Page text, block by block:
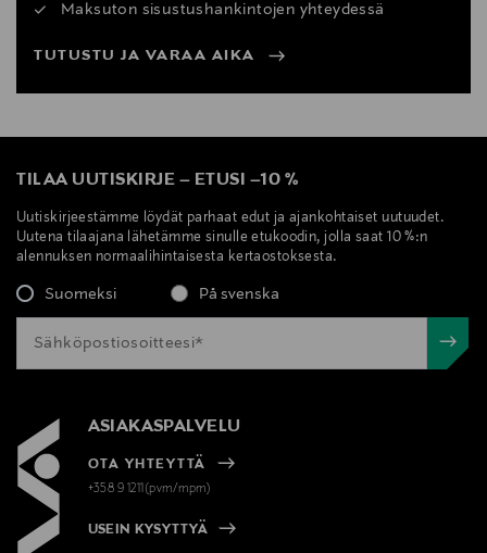
Maksuton sisustushankintojen yhteydessä
TUTUSTU JA VARAA AIKA
TILAA UUTISKIRJE – ETUSI –10 %
Uutiskirjeestämme löydät parhaat edut ja ajankohtaiset uutuudet.
Uutena tilaajana lähetämme sinulle etukoodin, jolla saat 10 %:n
alennuksen normaalihintaisesta kertaostoksesta.
Suomeksi På svenska
ASIAKASPALVELU
OTA YHTEYTTÄ
+358 9 1211(pvm/mpm)
USEIN KYSYTTYÄ